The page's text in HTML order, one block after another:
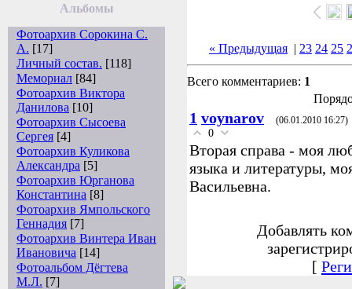
Альбомы
Фотоархив Сорокина С.
А. [17]
Личный состав. [118]
Мемориал [84]
Фотоархив Виктора
Данилова [10]
Фотоархив Сысоева
Сергея [4]
Фотоархив Куликова
Александра [5]
Фотоархив Юрганова
Константина [8]
Фотоархив Ямпольского
Геннадия [7]
Фотоархив Винтера Иван
Ивановича [14]
Фотоальбом Дёгтева
М.Л. [7]
« Предыдущая | 23 24 25
Всего комментариев: 1
1 voynarov (06.01.2010 16:27)
0
Вторая справа - моя
языка и литературы,
Васильевна.
Добавлять
[